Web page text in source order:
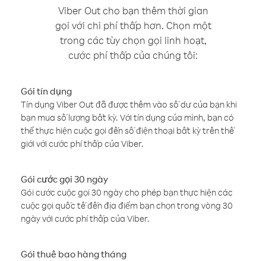
Viber Out cho bạn thêm thời gian
gọi với chi phí thấp hơn. Chọn một
trong các tùy chọn gọi linh hoạt,
cước phí thấp của chúng tôi:
Gói tín dụng
Tín dụng Viber Out đã được thêm vào số dư của bạn khi
bạn mua số lượng bất kỳ. Với tín dụng của mình, bạn có
thể thực hiện cuộc gọi đến số điện thoại bất kỳ trên thế
giới với cước phí thấp của Viber.
Gói cước gọi 30 ngày
Gói cước cuộc gọi 30 ngày cho phép bạn thực hiện các
cuộc gọi quốc tế đến địa điểm bạn chọn trong vòng 30
ngày với cước phí thấp của Viber.
Gói thuê bao hàng tháng